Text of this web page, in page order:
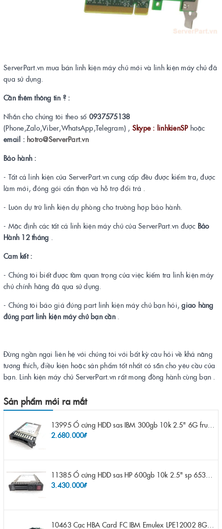
ServerPart.vn mua bán linh kiện máy chủ mới và linh kiện máy chủ đã
qua sử dụng.
Cần thêm thông tin ? :
Nhắn cho chúng tôi theo số 0937575138
(Phone,Zalo,Viber,WhatsApp,Telegram) , Skype : linhkienSPhoặc
email : hotro@ServerPart.vn
Bảo hành :
- Tất cả linh kiện của ServerPart.vn cung cấp đều được kiểm tra, được
làm mới, đóng gói cẩn thận và hỗ trợ đổi trả .
- Luôn dự trữ linh kiện dự phòng cho trường hợp bảo hành.
- Mặc định các tất cả linh kiện máy chủ của ServerPart.vn được Bảo
Hành 12 tháng
Cam kết :
- Chúng tôi biết được tầm quan trọng của việc kiểm tra linh kiện máy
chủ chính hãng đã qua sử dụng.
- Chúng tôi báo giá đúng part linh kiện máy chủ bạn hỏi,giao hàng
đúng part linh kiện máy chủ bạn cần.
Đừng ngần ngại liên hệ với chúng tôi với bất kỳ câu hỏi về khả năng
tương thích, điều kiện hoặc sản phẩm tốt nhất có sẵn cho yêu cầu của
bạn. Linh kiện máy chủ ServerPart.vn rất mong đồng hành cùng bạn .
Sản phẩm mới ra mắt
2.680.000₫
3.430.000₫